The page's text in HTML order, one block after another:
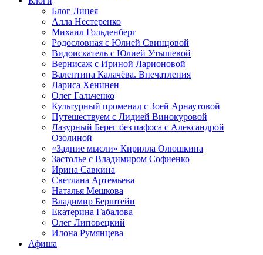
Блог Лицея
Алла Нестеренко
Михаил Гольденберг
Родословная с Юлией Свинцовой
Видоискатель с Юлией Утышевой
Вернисаж с Ириной Ларионовой
Валентина Калачёва. Впечатления
Лариса Хенинен
Олег Гальченко
Культурный променад с Зоей Арнаутовой
Путешествуем с Лидией Винокуровой
Лазурный Берег без пафоса с Александрой
Озолиной
«Задние мысли» Кирилла Олюшкина
Застолье с Владимиром Софиенко
Ирина Савкина
Светлана Артемьева
Наталья Мешкова
Владимир Берштейн
Екатерина Габалова
Олег Липовецкий
Илона Румянцева
Афиша